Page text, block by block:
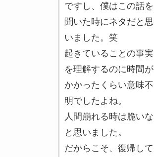
ですし、僕はこの話を
聞いた時にネタだと思
いました。笑
起きていることの事実
を理解するのに時間が
かかったくらい意味不
明でしたよね。
人間崩れる時は脆いな
と思いました。
だからこそ、復帰して